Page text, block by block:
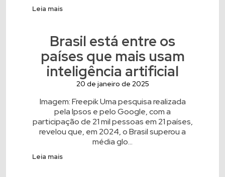
Leia mais
Brasil está entre os
países que mais usam
inteligência artificial
20 de janeiro de 2025
Imagem: Freepik Uma pesquisa realizada
pela Ipsos e pelo Google, com a
participação de 21 mil pessoas em 21 países,
revelou que, em 2024, o Brasil superou a
média glo...
Leia mais